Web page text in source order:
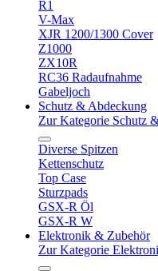
R1
V-Max
XJR 1200/1300 Cover
Z1000
ZX10R
RC36 Radaufnahme
Gabeljoch
Schutz & Abdeckung
Zur Kategorie Schutz
Diverse Spitzen
Kettenschutz
Top Case
Sturzpads
GSX-R Öl
GSX-R W
Elektronik & Zubehör
Zur Kategorie